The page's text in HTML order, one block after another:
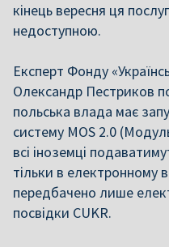
кінець вересня ця
недоступною.
Експерт Фонду
Олександр Пестриков
польська влада має
систему MOS 2.0
всі іноземці
тільки в електронному
передбачено лише
посвідки CUKR.